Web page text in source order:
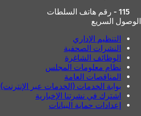
115 - رقم هاتف السلطات
الوصول السريع
التنظيم الإداري
النشرات الصحفية
الوظائف الشاغرة
نظام معلومات المجلس
المناقصات العامة
بوابة الخدمات (الخدمات عبر الإنترنت)
اشترك في نشرتنا الإخبارية
إعدادات حماية البيانات